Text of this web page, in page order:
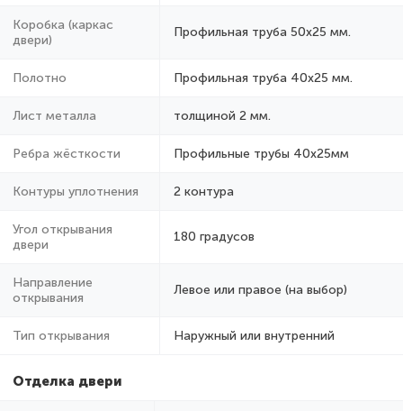
Коробка (каркас
двери)
Профильная труба 50х25 мм.
Полотно Профильная труба 40х25 мм.
Лист металла толщиной 2 мм.
Ребра жёсткости Профильные трубы 40х25мм
Контуры уплотнения 2 контура
Угол открывания
двери
180 градусов
Направление
открывания
Левое или правое (на выбор)
Тип открывания Наружный или внутренний
Отделка двери